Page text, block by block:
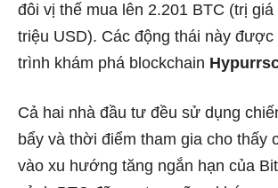
đôi vị thế mua lên 2.201 BTC (trị
triệu USD). Các động thái này được
trình khám phá blockchain
Cả hai nhà đầu tư đều sử dụng
bẩy và thời điểm tham gia cho thấy
vào xu hướng tăng ngắn hạn của